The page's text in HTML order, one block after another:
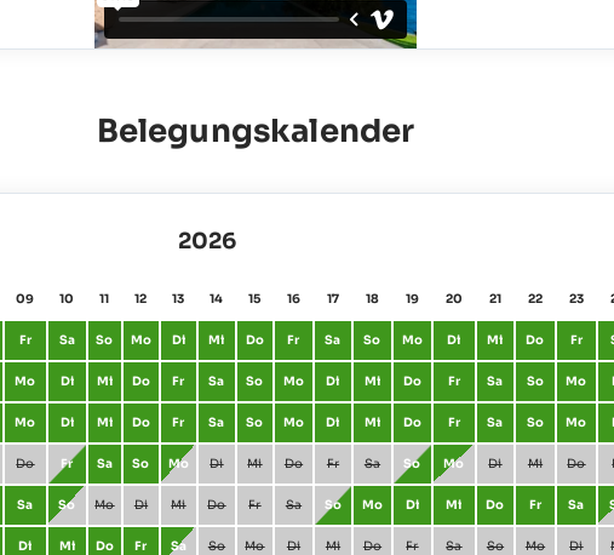
Belegungskalender
2026
09 10 11 12 13 14 15 16 17 18 19 20 21 22 23
Fr Sa So Mo Di Mi Do Fr Sa So Mo Di Mi Do Fr
Mo Di Mi Do Fr Sa So Mo Di Mi Do Fr Sa So Mo
Mo Di Mi Do Fr Sa So Mo Di Mi Do Fr Sa So Mo
Do Fr Sa So Mo Di Mi Do Fr Sa So Mo Di Mi Do
Sa So Mo Di Mi Do Fr Sa So Mo Di Mi Do Fr Sa
Di Mi Do Fr Sa So Mo Di Mi Do Fr Sa So Mo Di